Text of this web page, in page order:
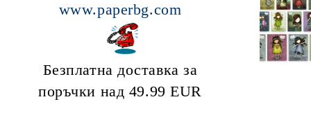
www.paperbg.com
Безплатна доставка за
поръчки над 49.99EUR